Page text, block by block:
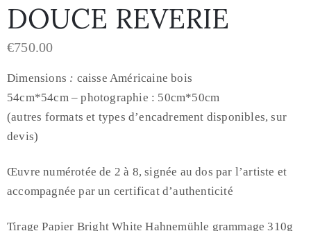
DOUCE REVERIE
€750.00
Dimensions : caisse Américaine bois
54cm*54cm – photographie : 50cm*50cm
(autres formats et types d’encadrement disponibles, sur
devis)
Œuvre numérotée de 2 à 8, signée au dos par l’artiste et
accompagnée par un certificat d’authenticité
Tirage Papier Bright White Hahnemühle grammage 310g